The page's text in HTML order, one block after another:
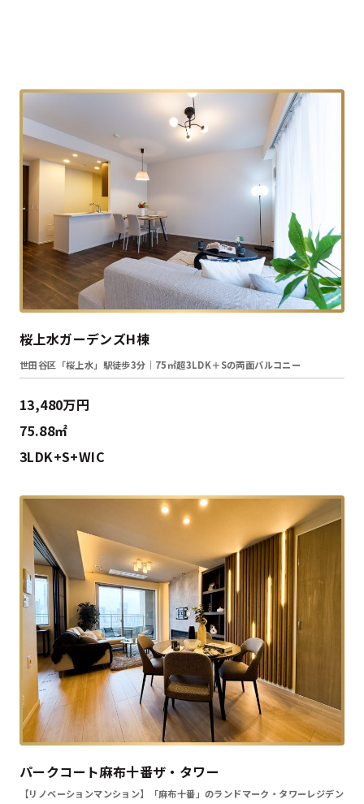
桜上水ガーデンズH棟
世田谷区「桜上水」駅徒歩3分｜75㎡超3LDK＋Sの両面バルコニー
13,480万円
75.88㎡
3LDK+S+WIC
パークコート麻布十番ザ・タワー
【リノベーションマンション】「麻布十番」のランドマーク・タワーレジデン